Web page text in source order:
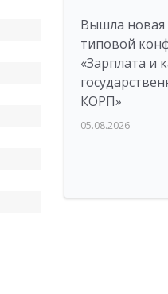
Вышла новая
типовой
«Зарплата и
КОРП»
05.08.2026